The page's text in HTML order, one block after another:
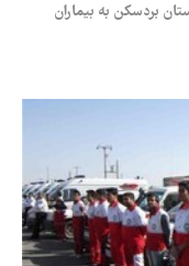
بردسکن به بیماران